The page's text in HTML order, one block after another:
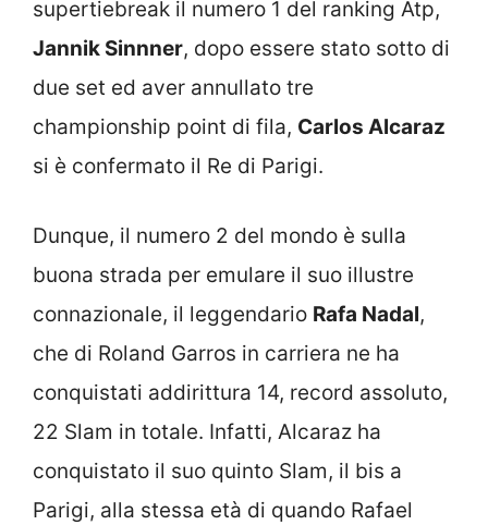
supertiebreak il numero 1 del ranking Atp,
Jannik Sinnner, dopo essere stato sotto di
due set ed aver annullato tre
championship point di fila, Carlos Alcaraz
si è confermato il Re di Parigi.
Dunque, il numero 2 del mondo è sulla
buona strada per emulare il suo illustre
connazionale, il leggendario Rafa Nadal,
che di Roland Garros in carriera ne ha
conquistati addirittura 14, record assoluto,
22 Slam in totale. Infatti, Alcaraz ha
conquistato il suo quinto Slam, il bis a
Parigi, alla stessa età di quando Rafael